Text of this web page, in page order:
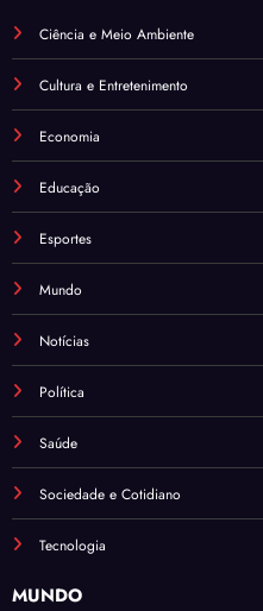
Ciência e Meio Ambiente
Cultura e Entretenimento
Economia
Educação
Esportes
Mundo
Notícias
Política
Saúde
Sociedade e Cotidiano
Tecnologia
MUNDO